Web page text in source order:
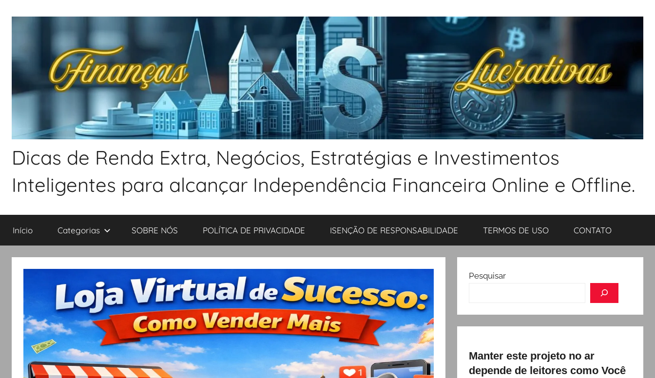
Dicas de Renda Extra, Negócios, Estratégias e Investimentos
Inteligentes para alcançar Independência Financeira Online e Offline.
Início Categorias SOBRE NÓS POLÍTICA DE PRIVACIDADE ISENÇÃO DE RESPONSABILIDADE TERMOS DE USO CONTATO
Pesquisar
Manter este projeto no ar
depende de leitores como Você